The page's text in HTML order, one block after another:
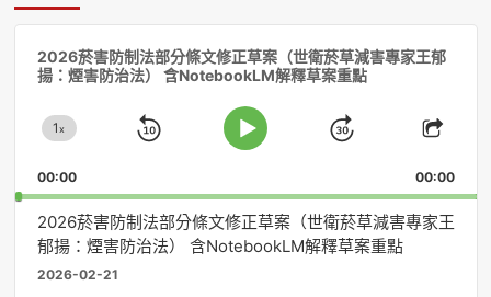
2026菸害防制法部分條文修正草案（世衛菸草減害專家王郁
揚：煙害防治法） 含NotebookLM解釋草案重點
Change
Rate
1x
Skip
Play
Jump
Forward
Share
00:00 00:00
2026菸害防制法部分條文修正草案（世衛菸草減害專家王
郁揚：煙害防治法） 含NotebookLM解釋草案重點
2026-02-21